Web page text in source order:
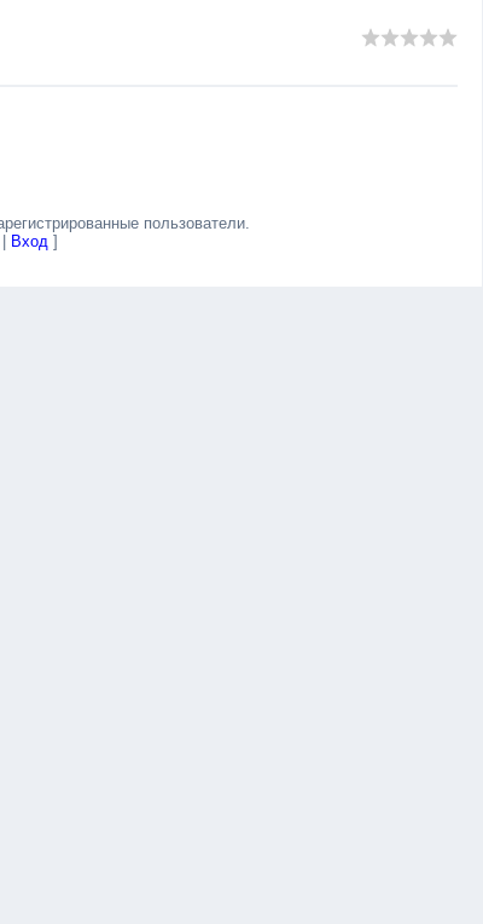
пользователи.
Вход ]